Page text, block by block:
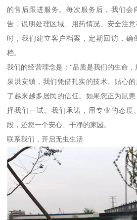
的售后跟进服务。每次服务后，我们会
告，说明处理区域、用药情况、安全注
时，我们建立客户档案，定期回访，确
档。
我们的经营理念是：“品质是我们的生命
泉洪安镇，我们凭借扎实的技术、贴心
了越来越多居民的信任。如果您正为鼠
择我们一试。我们承诺，用专业的态度
段，还您一个安心、干净的家园。
联系我们，开启无虫生活